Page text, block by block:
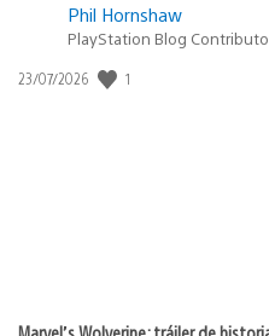
Phil Hornshaw
PlayStation Blog
Fecha
23/07/2026 1